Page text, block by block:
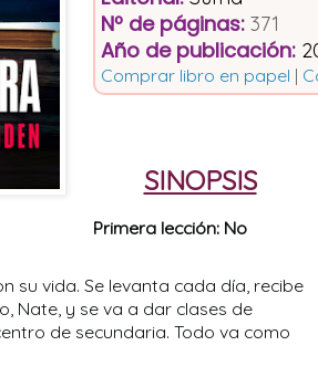
Nº de páginas: 371
Año de publicación:
Comprar libro en papel |
SINOPSIS
Primera lección: No
su vida. Se levanta cada día, recibe
Nate, y se va a dar clases de
de secundaria. Todo va como